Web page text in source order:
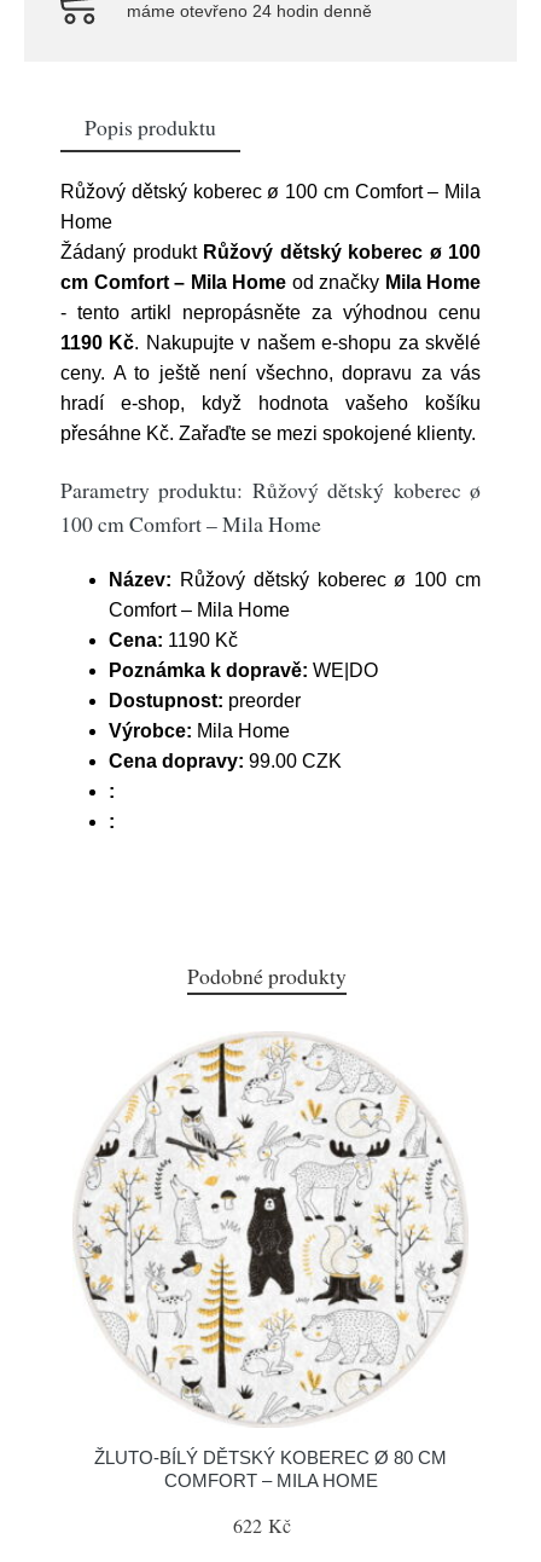
máme otevřeno 24 hodin denně
Popis produktu
Růžový dětský koberec ø 100 cm Comfort – Mila
Home
Žádaný produkt Růžový dětský koberec ø 100
cm Comfort – Mila Home od značky Mila Home
- tento artikl nepropásněte za výhodnou cenu
1190 Kč. Nakupujte v našem e-shopu za skvělé
ceny. A to ještě není všechno, dopravu za vás
hradí e-shop, když hodnota vašeho košíku
přesáhne Kč. Zařaďte se mezi spokojené klienty.
Parametry produktu: Růžový dětský koberec ø
100 cm Comfort – Mila Home
Název: Růžový dětský koberec ø 100 cm
Comfort – Mila Home
Cena: 1190 Kč
Poznámka k dopravě: WE|DO
Dostupnost: preorder
Výrobce: Mila Home
Cena dopravy: 99.00 CZK
:
:
Podobné produkty
ŽLUTO-BÍLÝ DĚTSKÝ KOBEREC Ø 80 CM
COMFORT – MILA HOME
622 Kč